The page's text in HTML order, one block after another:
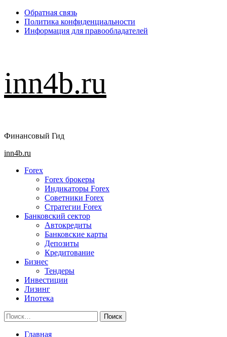
Перейти
содержимому
Обратная связь
Политика конфиденциальности
Информация для правообладателей
inn4b.ru
Финансовый Гид
Основное
inn4b.ru
Forex
Forex брокеры
Индикаторы Forex
Советники Forex
Стратегии Forex
Банковский сектор
Автокредиты
Банковские карты
Депозиты
Кредитование
Бизнес
Тендеры
Инвестиции
Лизинг
Ипотека
Найти:
Главная